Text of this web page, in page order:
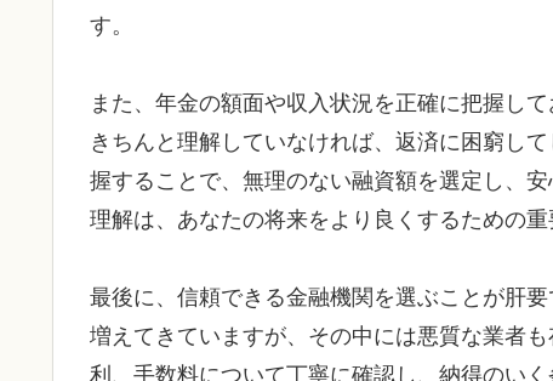
す。
また、年金の額面や収入状況を正確に把握し
きちんと理解していなければ、返済に困窮し
握することで、無理のない融資額を選定し、
理解は、あなたの将来をより良くするための重
最後に、信頼できる金融機関を選ぶことが肝
増えてきていますが、その中には悪質な業者
利、手数料について丁寧に確認し、納得のい